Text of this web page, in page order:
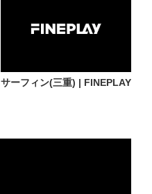
サーフィン(三重) | FINEPLAY